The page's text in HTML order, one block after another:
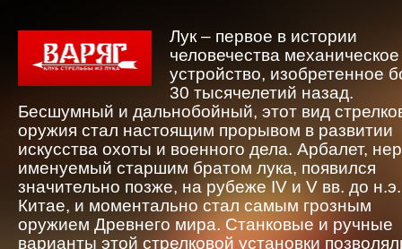
Лук – первое в истории
человечества механическое
устройство, изобретенное
30 тысячелетий назад.
Бесшумный и дальнобойный, этот вид
оружия стал настоящим прорывом в развитии
искусства охоты и военного дела. Арбалет,
именуемый старшим братом лука, появился
значительно позже, на рубеже IV и V вв. до
Китае, и моментально стал самым грозным
оружием Древнего мира. Станковые и ручные
варианты этой стрелковой установки